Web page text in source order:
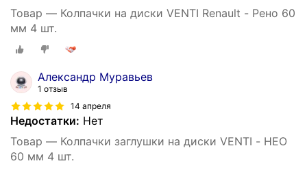
Товар — Колпачки на диски VENTI Renault - Рено 60
мм 4 шт.
Александр Муравьев
1 отзыв
14 апреля
Недостатки: Нет
Товар — Колпачки заглушки на диски VENTI - НЕО
60 мм 4 шт.